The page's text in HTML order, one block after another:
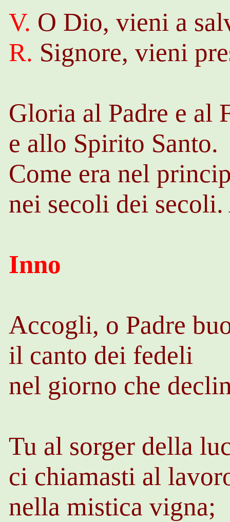
V. O Dio, vieni a
R. Signore, vieni
Gloria al Padre e al
e allo Spirito Santo.
Come era nel
nei secoli dei
Inno
Accogli, o Padre
il canto dei fedeli
nel giorno che
Tu al sorger della
ci chiamasti al
nella mistica vigna;